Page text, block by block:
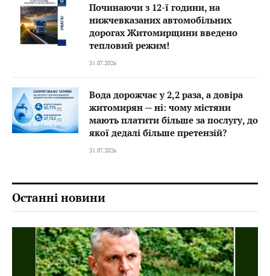
Починаючи з 12-ї години, на
нижчевказаних автомобільних
дорогах Житомирщини введено
тепловий режим!
31.07.2026
Вода дорожчає у 2,2 раза, а довіра
житомирян — ні: чому містяни
мають платити більше за послугу, до
якої дедалі більше претензій?
31.07.2026
Останні новини